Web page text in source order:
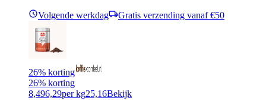
Volgende werkdag Gratis verzending vanaf €50
26% korting
26% korting
8,496,29per kg25,16Bekijk